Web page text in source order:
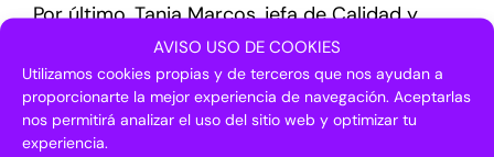
AVISO USO DE COOKIES
Utilizamos cookies propias y de terceros que nos ayudan a
proporcionarte la mejor experiencia de navegación. Aceptarlas
nos permitirá analizar el uso del sitio web y optimizar tu
experiencia.
Por último,Tania Marcos, jefa de Calidad y
Ciudades Inteligentes de la Asociación
Española de Normalización (UNE) ha incidido
en que "todo el proceso de normalización y
estandarización viene a construir una
economía de escala que ayude a la evolución